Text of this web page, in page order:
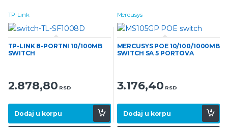
TP-Link
TP-LINK 8-PORTNI 10/100MB
SWITCH
2.878,80 RSD
Dodaj u korpu
Mercusys
MERCUSYS POE 10/100/1000MB
SWITCH SA 5 PORTOVA
3.176,40 RSD
Dodaj u korpu